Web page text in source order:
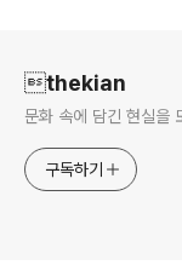
thekian
문화 속에 담
구독하기